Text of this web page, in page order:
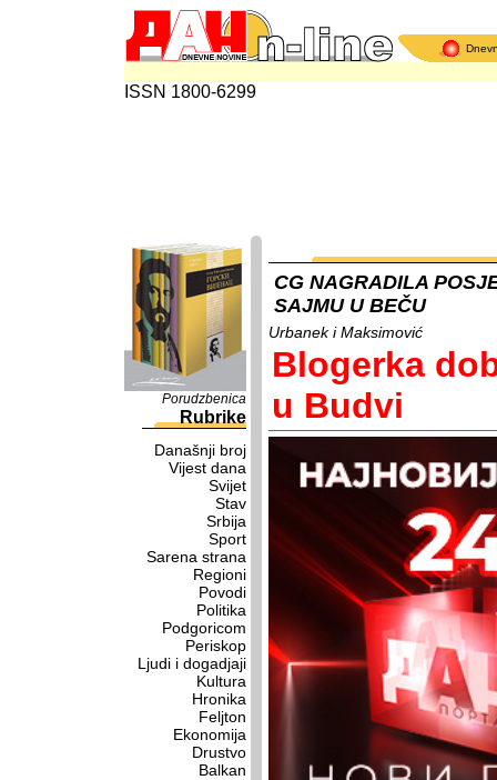
ISSN 1800-6299
Porudzbenica
Rubrike
Današnji broj
Vijest dana
Svijet
Stav
Srbija
Sport
Sarena strana
Regioni
Povodi
Politika
Podgoricom
Periskop
Ljudi i dogadjaji
Kultura
Hronika
Feljton
Ekonomija
Drustvo
Balkan
CG NAGRADILA
SAJMU U BEČU
Urbanek i Maksimović
Blogerka
u Budvi